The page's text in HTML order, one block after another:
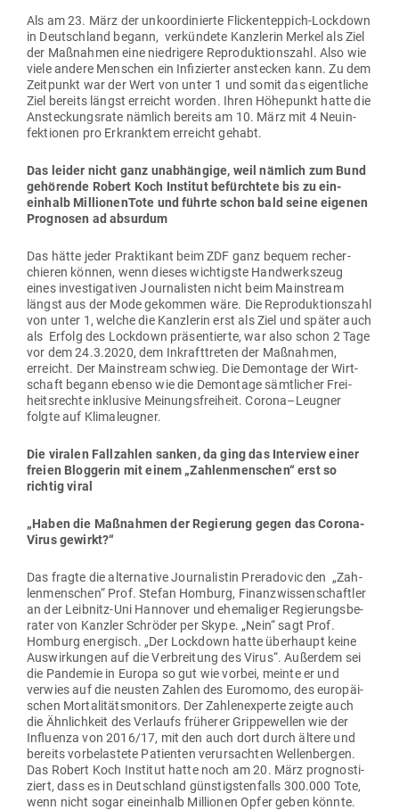
Als am 23. März der unko­or­di­nierte Fli­cken­teppich-Lockdown
in Deutschland begann, ver­kündete Kanz­lerin Merkel als Ziel
der Maß­nahmen eine nied­rigere Repro­duk­ti­onszahl. Also wie
viele andere Men­schen ein Infi­zierter anstecken kann. Zu dem
Zeit­punkt war der Wert von unter 1 und somit das eigent­liche
Ziel bereits längst erreicht worden. Ihren Höhe­punkt hatte die
Anste­ckungsrate nämlich bereits am 10. März mit 4 Neu­in­
fek­tionen pro Erkranktem erreicht gehabt.
Das leider nicht ganz unab­hängige, weil nämlich zum Bund
gehö­rende Robert Koch Institut befürchtete bis zu ein­
einhalb Mil­lio­nenTote und führte schon bald seine eigenen
Pro­gnosen ad absurdum
Das hätte jeder Prak­tikant beim ZDF ganz bequem recher­
chieren können, wenn dieses wich­tigste Hand­werkszeug
eines inves­ti­ga­tiven Jour­na­listen nicht beim Main­stream
längst aus der Mode gekommen wäre. Die Repro­duk­ti­onszahl
von unter 1, welche die Kanz­lerin erst als Ziel und später auch
als Erfolg des Lockdown prä­sen­tierte, war also schon 2 Tage
vor dem 24.3.2020, dem Inkraft­treten der Maß­nahmen,
erreicht. Der Main­stream schwieg. Die Demontage der Wirt­
schaft begann ebenso wie die Demontage sämt­licher Frei­
heits­rechte inklusive Mei­nungs­freiheit. Corona–Leugner
folgte auf Klimaleugner.
Die viralen Fall­zahlen sanken, da ging das Interview einer
freien Blog­gerin mit einem „Zah­len­men­schen“ erst so
richtig viral
„Haben die Maß­nahmen der Regierung gegen das Corona-
Virus gewirkt?“
Das fragte die alter­native Jour­na­listin Pre­ra­dovic den „Zah­
len­men­schen“ Prof. Stefan Homburg, Finanz­wis­sen­schaftler
an der Leibnitz-Uni Han­nover und ehe­ma­liger Regie­rungs­be­
rater von Kanzler Schröder per Skype. „Nein“ sagt Prof.
Homburg ener­gisch. „Der Lockdown hatte über­haupt keine
Aus­wir­kungen auf die Ver­breitung des Virus“. Außerdem sei
die Pan­demie in Europa so gut wie vorbei, meinte er und
verwies auf die neusten Zahlen des Euromomo, des euro­päi­
schen Mor­ta­li­täts­mo­nitors. Der Zah­len­ex­perte zeigte auch
die Ähn­lichkeit des Ver­laufs frü­herer Grip­pe­wellen wie der
Influenza von 2016/17, mit den auch dort durch ältere und
bereits vor­be­lastete Pati­enten ver­ur­sachten Wel­len­bergen.
Das Robert Koch Institut hatte noch am 20. März pro­gnos­ti­
ziert, dass es in Deutschland güns­tigs­ten­falls 300.000 Tote,
wenn nicht sogar ein­einhalb Mil­lionen Opfer geben könnte.